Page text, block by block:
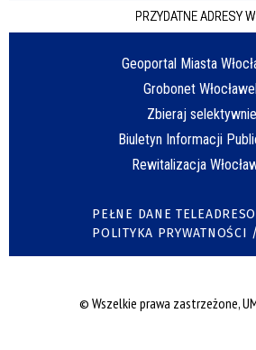
PRZYDATNE ADRESY
Geoportal Miasta
Grobonet
Zbieraj selektywnie
Biuletyn Informacji
Rewitalizacja
PEŁNE DANE
POLITYKA PRYWATNOŚCI
© Wszelkie prawa zastrzeżone,